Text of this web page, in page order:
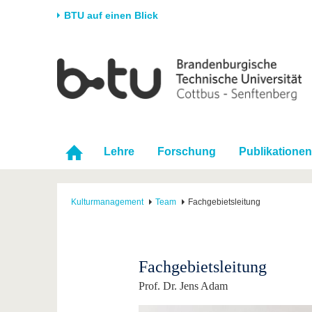
BTU auf einen Blick
Universität
Karriere & Engagement
Partnerschaften &
Strukturwandel
Forschung
Förderung
Wissenschaftlicher
Nachwuchs
Im
Lehre Forschung Publikationen
Kulturmanagement Team Fachgebietsleitung
Fachgebietsleitung
Prof. Dr. Jens Adam